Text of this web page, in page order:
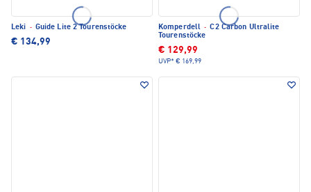
Leki · Guide Lite 2 Tourenstöcke
€ 134,99
Komperdell · C2 Carbon Ultralite
Tourenstöcke
€ 129,99
UVP* € 169,99